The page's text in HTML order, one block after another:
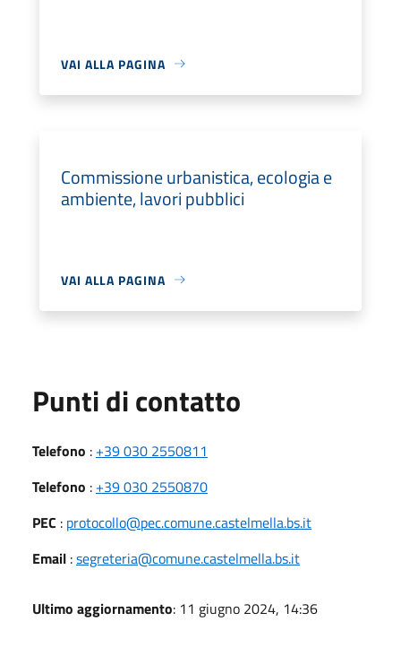
VAI ALLA PAGINA
Commissione urbanistica, ecologia e
ambiente, lavori pubblici
VAI ALLA PAGINA
Punti di contatto
Telefono : +39 030 2550811
Telefono : +39 030 2550870
PEC : protocollo@pec.comune.castelmella.bs.it
Email :segreteria@comune.castelmella.bs.it
Ultimo aggiornamento: 11 giugno 2024, 14:36